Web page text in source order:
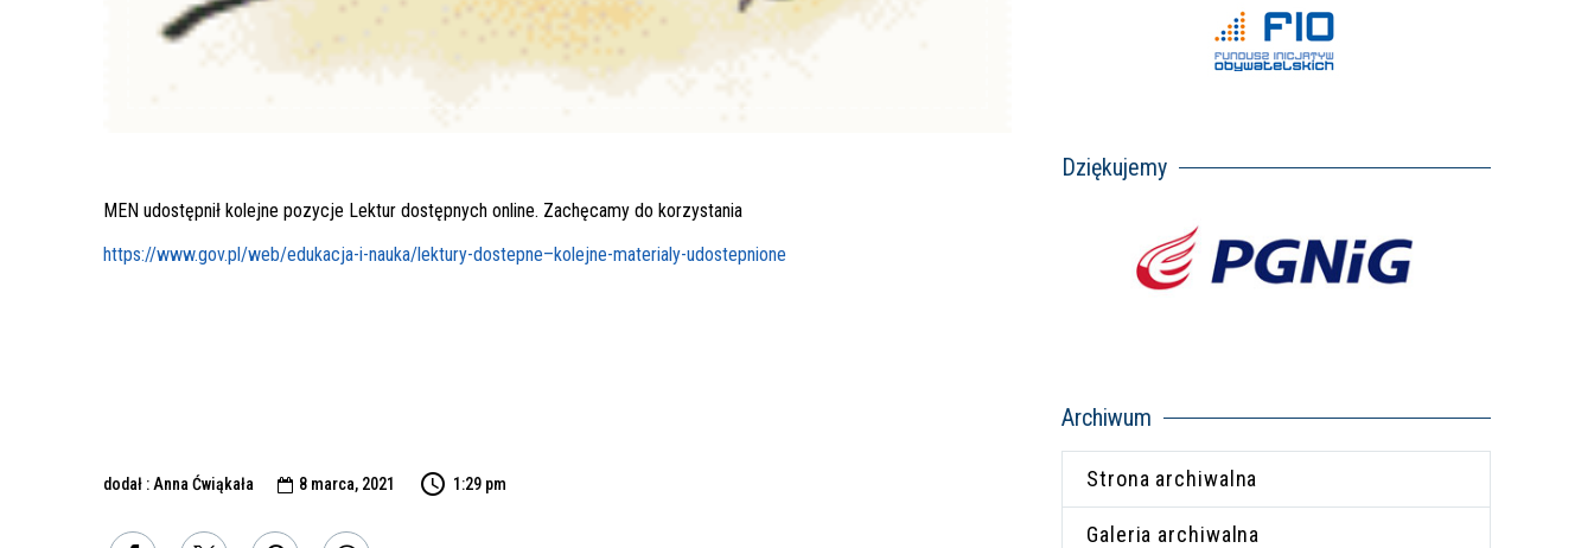
MEN udostępnił kolejne pozycje Lektur dostępnych online. Zachęcamy do korzystania
https://www.gov.pl/web/edukacja-i-nauka/lektury-dostepne–kolejne-materialy-udostepnione
dodał : Anna Ćwiąkała  8 marca, 2021 1:29 pm
Dziękujemy
Archiwum
Strona archiwalna
Galeria archiwalna